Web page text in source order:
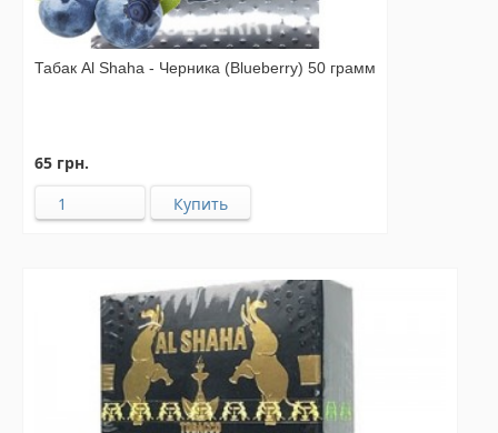
Табак Al Shaha - Черника (Blueberry) 50 грамм
65 грн.